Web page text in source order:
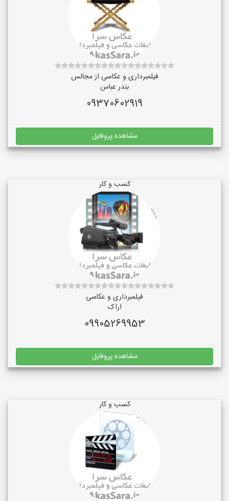
فیلمبرداری و عکاسی از مجالس
بندر عباس
09370602919
مشاهده پروفایل
کسب و کار
فیلمبرداری و عکاسی
اراک
09905269953
مشاهده پروفایل
کسب و کار